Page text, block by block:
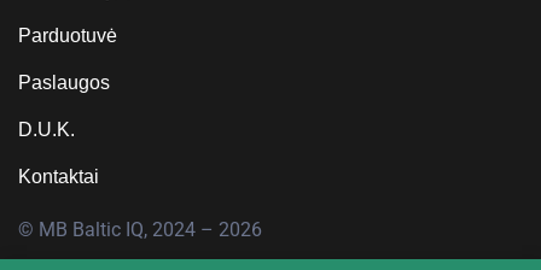
Parduotuvė
Paslaugos
D.U.K.
Kontaktai
© MB Baltic IQ, 2024 – 2026